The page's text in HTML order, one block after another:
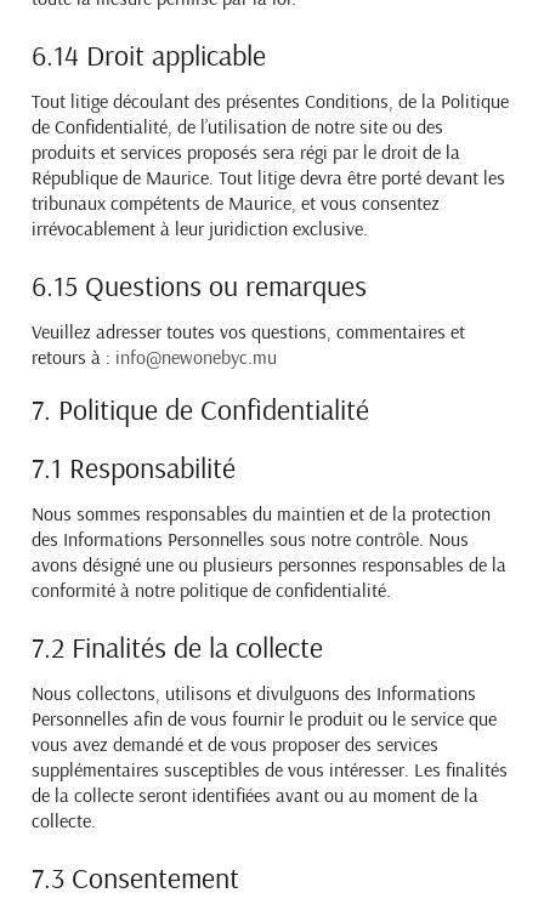
6.14 Droit applicable
Tout litige découlant des présentes Conditions, de la Politique
de Confidentialité, de l’utilisation de notre site ou des
produits et services proposés sera régi par le droit de la
République de Maurice. Tout litige devra être porté devant les
tribunaux compétents de Maurice, et vous consentez
irrévocablement à leur juridiction exclusive.
6.15 Questions ou remarques
Veuillez adresser toutes vos questions, commentaires et
retours à : info@newonebyc.mu
7. Politique de Confidentialité
7.1 Responsabilité
Nous sommes responsables du maintien et de la protection
des Informations Personnelles sous notre contrôle. Nous
avons désigné une ou plusieurs personnes responsables de la
conformité à notre politique de confidentialité.
7.2 Finalités de la collecte
Nous collectons, utilisons et divulguons des Informations
Personnelles afin de vous fournir le produit ou le service que
vous avez demandé et de vous proposer des services
supplémentaires susceptibles de vous intéresser. Les finalités
de la collecte seront identifiées avant ou au moment de la
collecte.
7.3 Consentement